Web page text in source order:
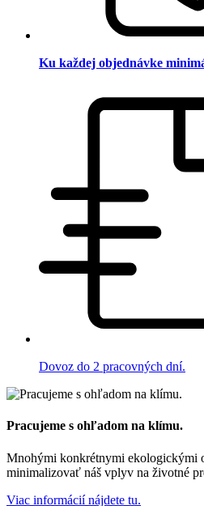
Ku každej objednávke
Dovoz do 2 pracovných dní.
Pracujeme s ohľadom na klímu.
Mnohými konkrétnymi ekologickými
minimalizovať náš vplyv na životné
Viac informácií nájdete tu.